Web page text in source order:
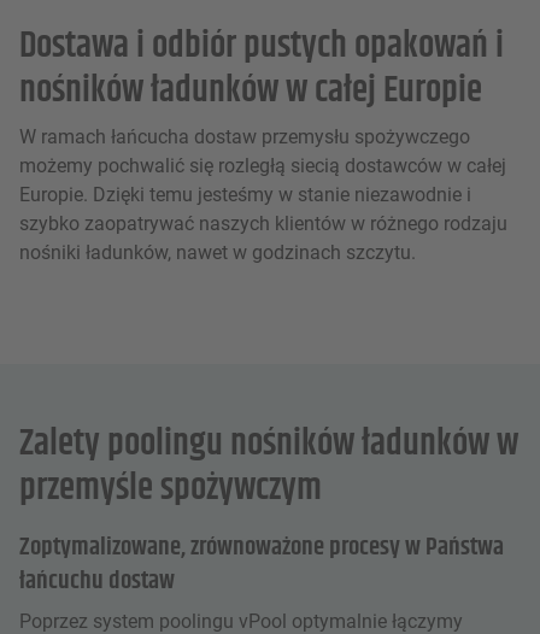
Dostawa i odbiór pustych opakowań i
nośników ładunków w całej Europie
W ramach łańcucha dostaw przemysłu spożywczego
możemy pochwalić się rozległą siecią dostawców w całej
Europie. Dzięki temu jesteśmy w stanie niezawodnie i
szybko zaopatrywać naszych klientów w różnego rodzaju
nośniki ładunków, nawet w godzinach szczytu.
Zalety poolingu nośników ładunków w
przemyśle spożywczym
Zoptymalizowane, zrównoważone procesy w Państwa
łańcuchu dostaw
Poprzez system poolingu vPool optymalnie łączymy